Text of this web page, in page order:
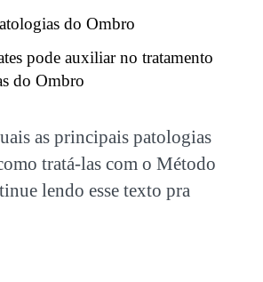
do Ombro
pode auxiliar no tratamento
do Ombro
as principais patologias
tratá-las com o Método
lendo esse texto pra